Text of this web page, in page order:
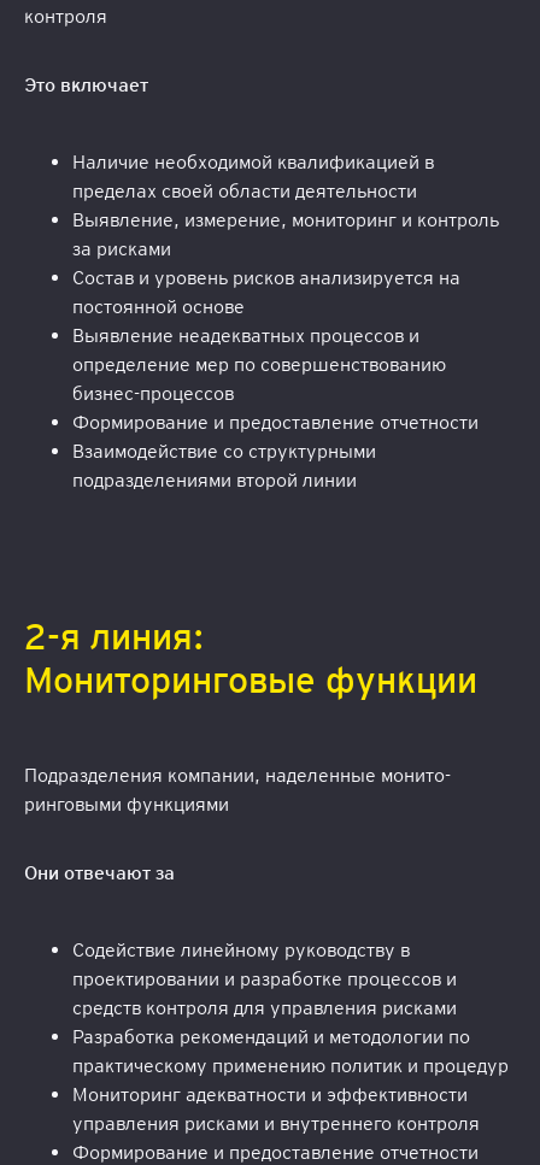
контроля
Это включает
Наличие необходимой квалификацией в
пределах своей области деятельности
Выявление, измерение, мониторинг и контроль
за рисками
Состав и уровень рисков анализируется на
постоянной основе
Выявление неадекватных процессов и
определение мер по совершенствованию
бизнес-процессов
Формирование и предоставление отчетности
Взаимодействие со структурными
подразделениями второй линии
2-я линия:
Мониторинговые функции
Подразделения компании, наделенные монито-
ринговыми функциями
Они отвечают за
Содействие линейному руководству в
проектировании и разработке процессов и
средств контроля для управления рисками
Разработка рекомендаций и методологии по
практическому применению политик и процедур
Мониторинг адекватности и эффективности
управления рисками и внутреннего контроля
Формирование и предоставление отчетности